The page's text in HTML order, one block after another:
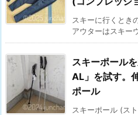
スキーに行くとき
アウターはスキー
スキーポール
AL」を試す。
ポール
スキーポール (ス